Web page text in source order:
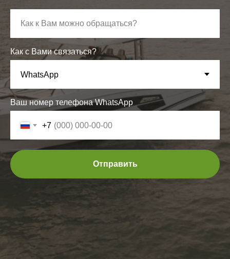
Как с Вами связаться?
Ваш номер телефона WhatsApp
+7
Отправить